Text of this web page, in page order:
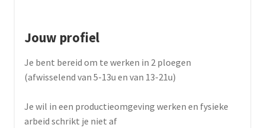
Jouw profiel
Je bent bereid om te werken in 2 ploegen
(afwisselend van 5-13u en van 13-21u)
Je wil in een productieomgeving werken en fysieke
arbeid schrikt je niet af